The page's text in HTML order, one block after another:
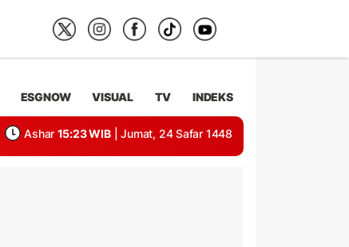
ESGNOW VISUAL TV INDEKS
Ashar 15:23 WIB | Jumat, 24 Safar 1448